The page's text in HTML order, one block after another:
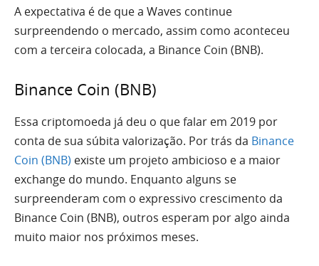
A expectativa é de que a Waves continue
surpreendendo o mercado, assim como aconteceu
com a terceira colocada, a Binance Coin (BNB).
Binance Coin (BNB)
Essa criptomoeda já deu o que falar em 2019 por
conta de sua súbita valorização. Por trás da Binance
Coin (BNB) existe um projeto ambicioso e a maior
exchange do mundo. Enquanto alguns se
surpreenderam com o expressivo crescimento da
Binance Coin (BNB), outros esperam por algo ainda
muito maior nos próximos meses.